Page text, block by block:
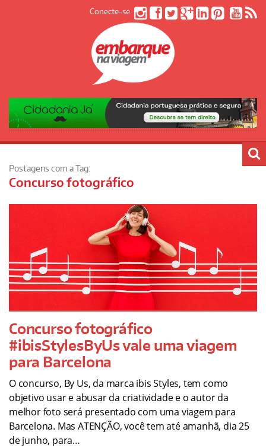
Conecte-se
Postagens com a Tag:
Concurso fotográfico
Concurso fotográfico
#ibisStylesByUs vale uma viagem
para Barcelona
O concurso, By Us, da marca ibis Styles, tem como
objetivo usar e abusar da criatividade e o autor da
melhor foto será presentado com uma viagem para
Barcelona. Mas ATENÇÃO, você tem até amanhã, dia 25
de junho, para…